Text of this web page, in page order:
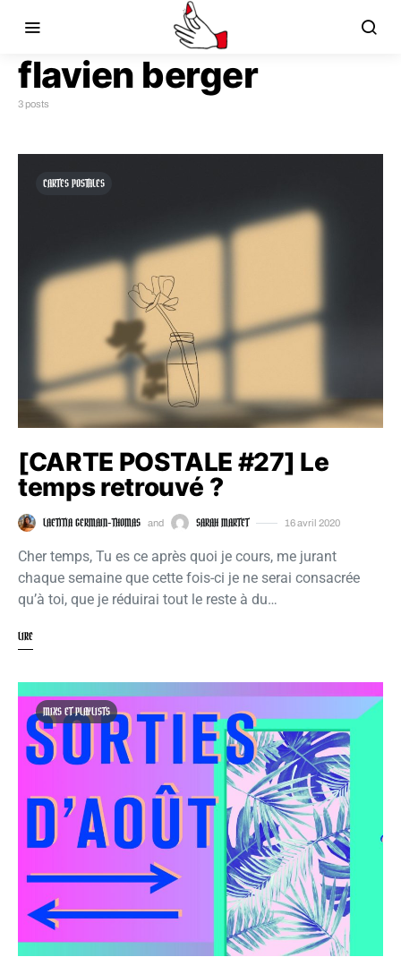
flavien berger
3 posts
CARTES POSTALES
[CARTE POSTALE #27] Le
temps retrouvé ?
LAETITIA GERMAIN-THOMAS and SARAH MARTET 16 avril 2020
Cher temps, Tu es ce après quoi je cours, me jurant
chaque semaine que cette fois-ci je ne serai consacrée
qu’à toi, que je réduirai tout le reste à du…
LIRE
MIXS ET PLAYLISTS